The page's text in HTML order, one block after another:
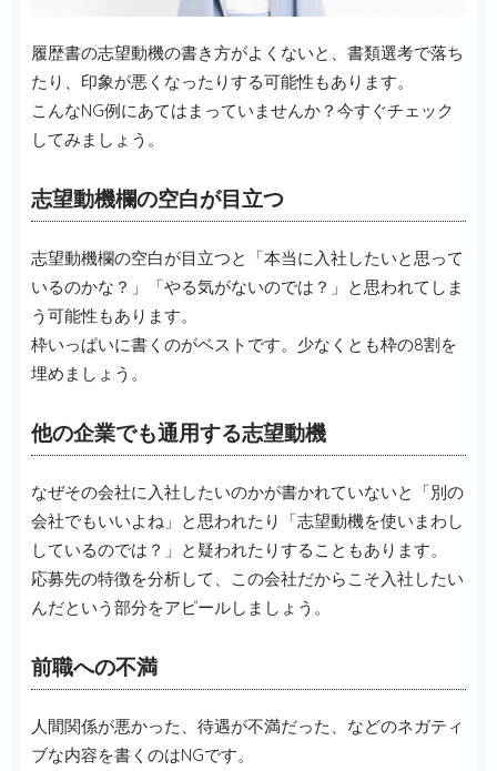
履歴書の志望動機の書き方がよくないと、書類選考で落ち
たり、印象が悪くなったりする可能性もあります。
こんなNG例にあてはまっていませんか？今すぐチェック
してみましょう。
志望動機欄の空白が目立つ
志望動機欄の空白が目立つと「本当に入社したいと思って
いるのかな？」「やる気がないのでは？」と思われてしま
う可能性もあります。
枠いっぱいに書くのがベストです。少なくとも枠の8割を
埋めましょう。
他の企業でも通用する志望動機
なぜその会社に入社したいのかが書かれていないと「別の
会社でもいいよね」と思われたり「志望動機を使いまわし
しているのでは？」と疑われたりすることもあります。
応募先の特徴を分析して、この会社だからこそ入社したい
んだという部分をアピールしましょう。
前職への不満
人間関係が悪かった、待遇が不満だった、などのネガティ
ブな内容を書くのはNGです。